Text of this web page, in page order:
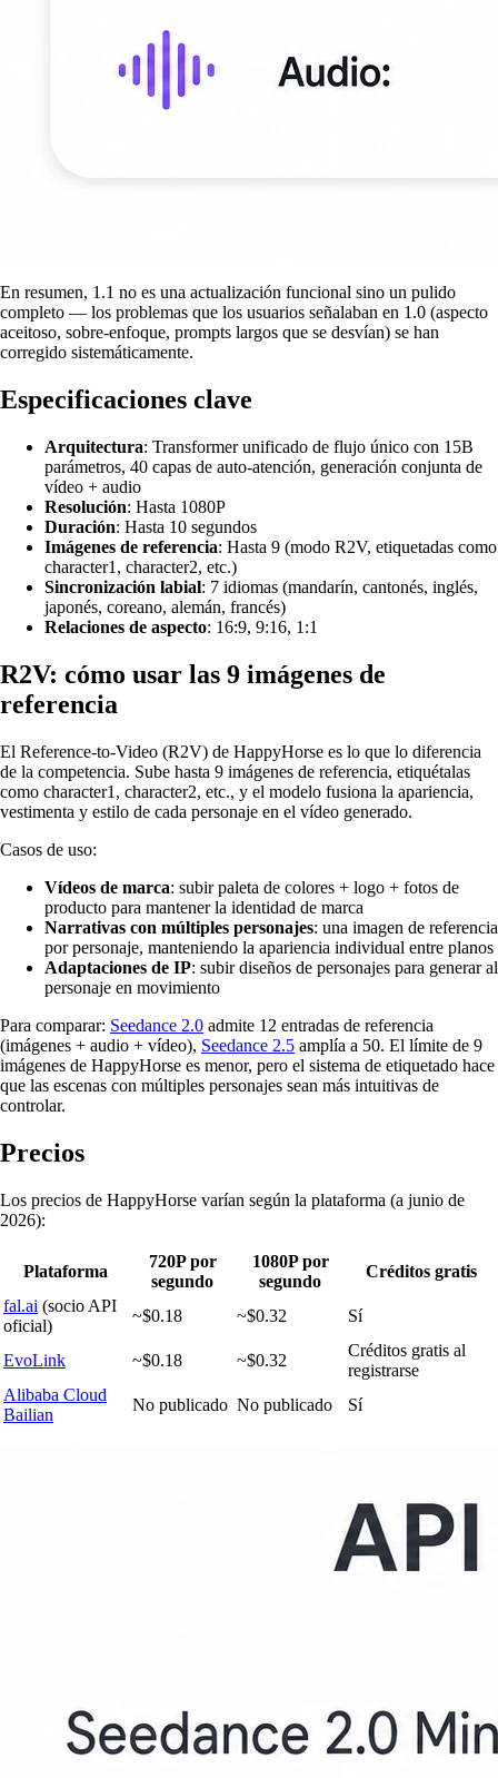
En resumen, 1.1 no es una actualización funcional sino un pulido
completo — los problemas que los usuarios señalaban en 1.0 (aspecto
aceitoso, sobre-enfoque, prompts largos que se desvían) se han
corregido sistemáticamente.
Especificaciones clave
Arquitectura: Transformer unificado de flujo único con 15B
parámetros, 40 capas de auto-atención, generación conjunta de
vídeo + audio
Resolución: Hasta 1080P
Duración: Hasta 10 segundos
Imágenes de referencia: Hasta 9 (modo R2V, etiquetadas como
character1, character2, etc.)
Sincronización labial: 7 idiomas (mandarín, cantonés, inglés,
japonés, coreano, alemán, francés)
Relaciones de aspecto: 16:9, 9:16, 1:1
R2V: cómo usar las 9 imágenes de
referencia
El Reference-to-Video (R2V) de HappyHorse es lo que lo diferencia
de la competencia. Sube hasta 9 imágenes de referencia, etiquétalas
como character1, character2, etc., y el modelo fusiona la apariencia,
vestimenta y estilo de cada personaje en el vídeo generado.
Casos de uso:
Vídeos de marca: subir paleta de colores + logo + fotos de
producto para mantener la identidad de marca
Narrativas con múltiples personajes: una imagen de referencia
por personaje, manteniendo la apariencia individual entre planos
Adaptaciones de IP: subir diseños de personajes para generar al
personaje en movimiento
Para comparar: Seedance 2.0 admite 12 entradas de referencia
(imágenes + audio + vídeo), Seedance 2.5 amplía a 50. El límite de 9
imágenes de HappyHorse es menor, pero el sistema de etiquetado hace
que las escenas con múltiples personajes sean más intuitivas de
controlar.
Precios
Los precios de HappyHorse varían según la plataforma (a junio de
2026):
Plataforma
720P por
segundo
1080P por
segundo
Créditos gratis
fal.ai (socio API
oficial)
~$0.18 ~$0.32 Sí
EvoLink ~$0.18 ~$0.32
Créditos gratis al
registrarse
Alibaba Cloud
Bailian
No publicado No publicado Sí